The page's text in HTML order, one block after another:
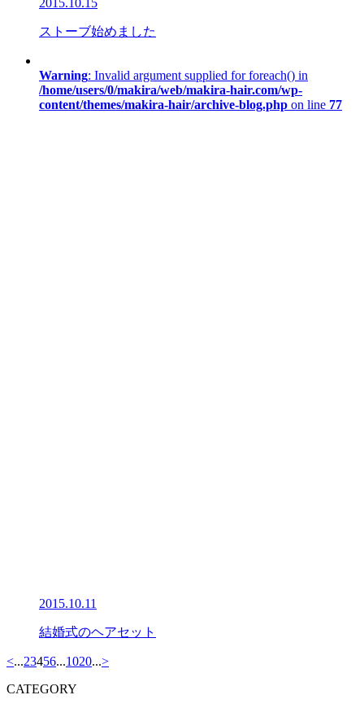
ストーブ始めました
Warning: Invalid argument supplied for foreach() in
/home/users/0/makira/web/makira-hair.com/wp-
content/themes/makira-hair/archive-blog.php on line 77
2015.10.11
結婚式のヘアセット
<...23456...1020...>
CATEGORY